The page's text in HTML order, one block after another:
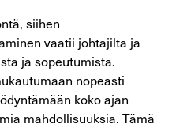
siihen
vaatii johtajilta ja
ja sopeutumista.
nopeasti
koko ajan
mahdollisuuksia. Tämä